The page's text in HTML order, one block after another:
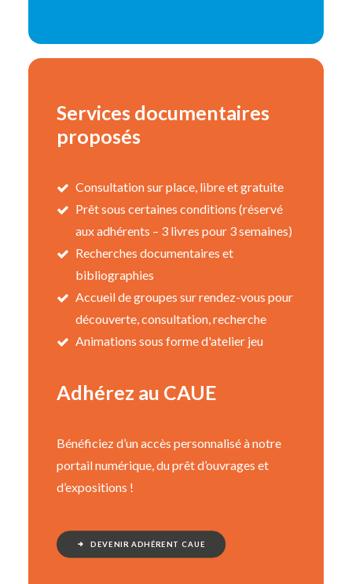
Services documentaires
proposés
Consultation sur place, libre et gratuite
Prêt sous certaines conditions (réservé
aux adhérents – 3 livres pour 3 semaines)
Recherches documentaires et
bibliographies
Accueil de groupes sur rendez-vous pour
découverte, consultation, recherche
Animations sous forme d'atelier jeu
Adhérez au CAUE
Bénéficiez d’un accès personnalisé à notre
portail numérique, du prêt d’ouvrages et
d’expositions !
DEVENIR ADHÉRENT CAUE